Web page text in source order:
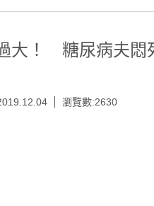
大！ 糖尿病夫悶
瀏覽數:2630